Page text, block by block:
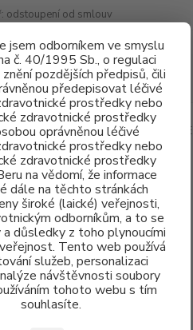
jsem odborníkem ve smyslu
č. 40/1995 Sb., o regulaci
pozdějších předpisů, čili
předepisovat léčivé
prostředky nebo
zdravotnické prostředky
oprávněnou léčivé
prostředky nebo
zdravotnické prostředky
na vědomí, že informace
dále na těchto stránkách
široké (laické) veřejnosti,
odborníkům, a to se
a důsledky z toho plynoucími
Tento web používá
služeb, personalizaci
návštěvnosti soubory
tohoto webu s tím
souhlasíte.
odstoupení od smlouv
Hledat
OZK NSK koncovka P25R-E
E